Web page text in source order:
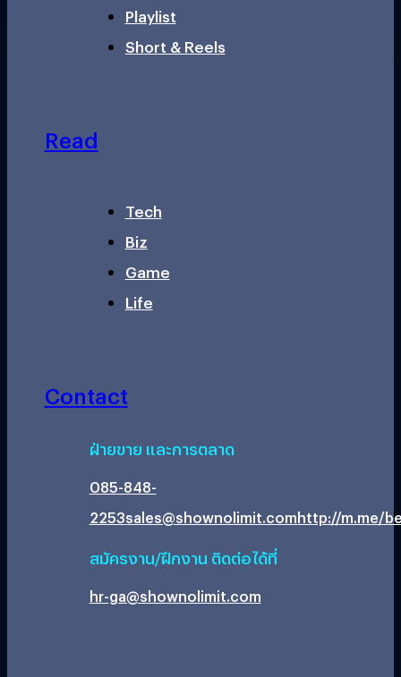
Playlist
Short & Reels
Read
Tech
Biz
Game
Life
Contact
ฝ่ายขาย และการตลาด
085-848-
2253sales@shownolimit.comhttp://m.me/
สมัครงาน/ฝึกงาน ติดต่อได้ที่
hr-ga@shownolimit.com